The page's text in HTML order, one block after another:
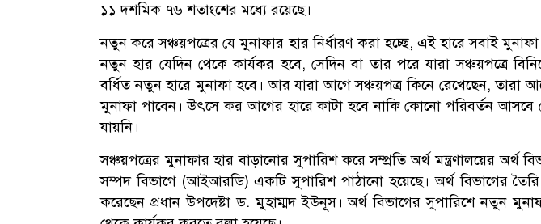
১১ দশমিক ৭৬ শতাংশের মধ্যে রয়েছে।
নতুন করে সঞ্চয়পত্রের যে মুনাফার হার নির্ধারণ করা হচ্ছে, এই হারে সবাই
নতুন হার যেদিন থেকে কার্যকর হবে, সেদিন বা তার পরে যারা সঞ্চয়পত্রে
বর্ধিত নতুন হারে মুনাফা হবে। আর যারা আগে সঞ্চয়পত্র কিনে রেখেছেন, তারা
মুনাফা পাবেন। উৎসে কর আগের হারে কাটা হবে নাকি কোনো পরিবর্তন আসবে
যায়নি।
সঞ্চয়পত্রের মুনাফার হার বাড়ানোর সুপারিশ করে সম্প্রতি অর্থ মন্ত্রণালয়ের অর্থ
সম্পদ বিভাগে (আইআরডি) একটি সুপারিশ পাঠানো হয়েছে। অর্থ বিভাগের
করেছেন প্রধান উপদেষ্টা ড. মুহাম্মদ ইউনূস। অর্থ বিভাগের সুপারিশে নতুন